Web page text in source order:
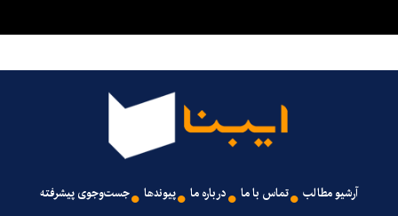
آرشیو مطالب تماس با ما درباره ما پیوندها جست‌وجوی پیشرفته